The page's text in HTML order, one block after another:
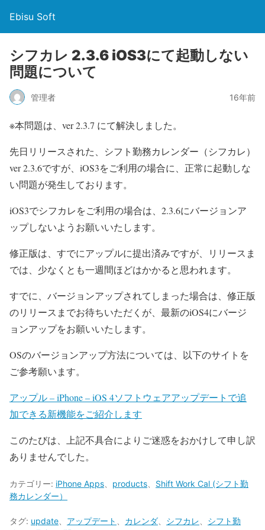
Ebisu Soft
シフカレ 2.3.6 iOS3にて起動しない
問題について
管理者 16年前
※本問題は、ver 2.3.7 にて解決しました。
先日リリースされた、シフト勤務カレンダー（シフカレ）
ver 2.3.6ですが、iOS3をご利用の場合に、正常に起動しな
い問題が発生しております。
iOS3でシフカレをご利用の場合は、2.3.6にバージョンア
ップしないようお願いいたします。
修正版は、すでにアップルに提出済みですが、リリースま
では、少なくとも一週間ほどはかかると思われます。
すでに、バージョンアップされてしまった場合は、修正版
のリリースまでお待ちいただくが、最新のiOS4にバージ
ョンアップをお願いいたします。
OSのバージョンアップ方法については、以下のサイトを
ご参考願います。
アップル – iPhone – iOS 4ソフトウェアアップデートで追
加できる新機能をご紹介します
このたびは、上記不具合によりご迷惑をおかけして申し訳
ありませんでした。
カテゴリー: iPhone Apps products
Shift Work Cal (シフト勤
務カレンダー）
タグ: update アップデート カレンダ シフカレ
シフト勤